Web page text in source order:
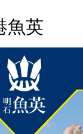
魚英